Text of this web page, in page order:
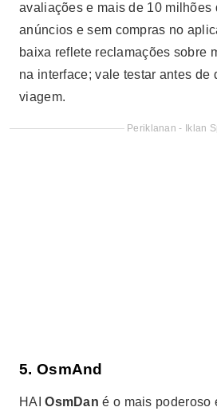
avaliações e mais de 10 milhões
anúncios e sem compras no
baixa reflete reclamações sobre
na interface; vale testar antes de
viagem.
Periklanan - Iklan
5. OsmAnd
HAIOsmDan é o mais poderoso